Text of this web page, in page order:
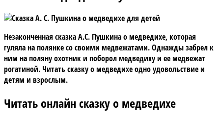
Незаконченная сказка А.С. Пушкина о медведихе, которая
гуляла на полянке со своими медвежатами. Однажды забрел к
ним на поляну охотник и поборол медведиху и ее медвежат
рогатиной. Читать сказку о медведихе одно удовольствие и
детям и взрослым.
Читать онлайн сказку о медведихе